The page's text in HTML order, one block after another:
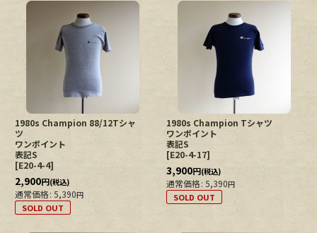
1980s Champion 88/12Tシャ
ツ
ワンポイント
表記S
[E20-4-4]
2,900円(税込)
通常価格: 5,390円
SOLD OUT
1980s Champion Tシャツ
ワンポイント
表記S
[E20-4-17]
3,900円(税込)
通常価格: 5,390円
SOLD OUT